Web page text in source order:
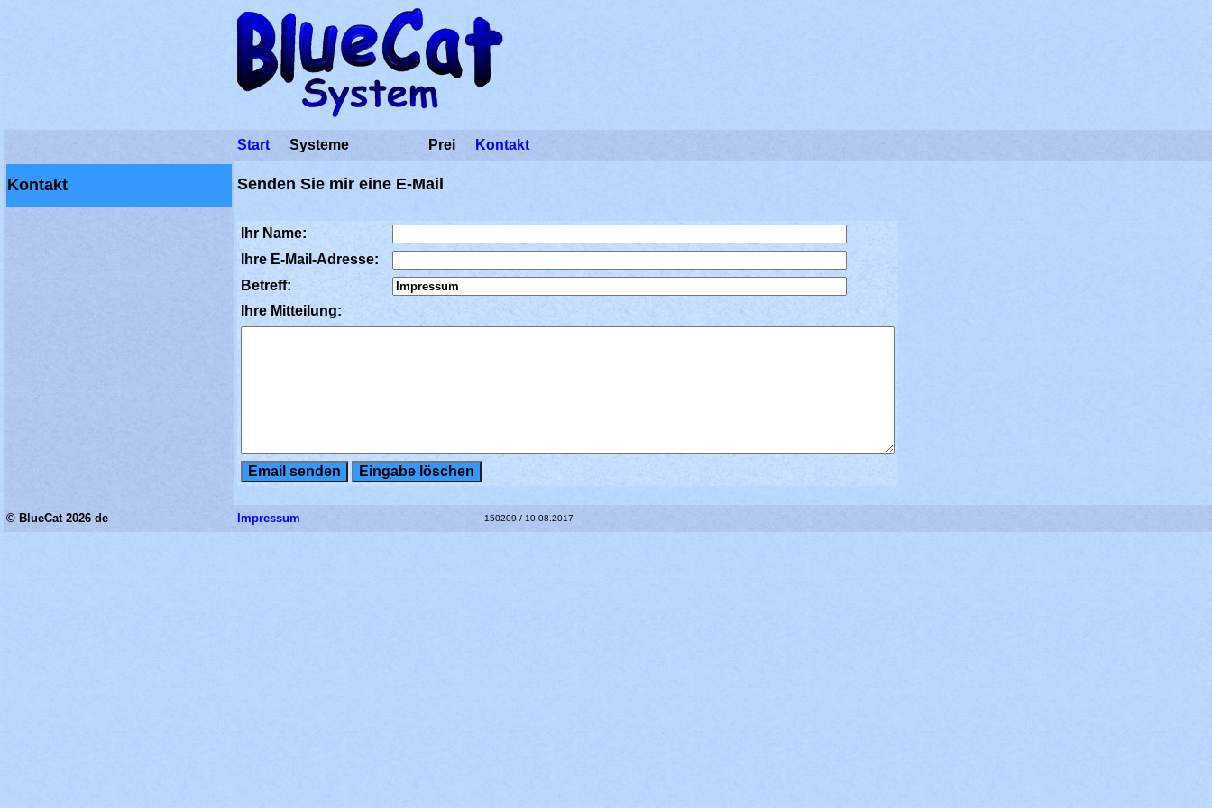
Start Systeme Prei Kontakt
Kontakt Senden Sie mir eine E-Mail
Ihr Name:
Ihre E-Mail-Adresse:
Betreff:
Ihre Mitteilung:
© BlueCat 2026 de Impressum 150209 / 10.08.2017